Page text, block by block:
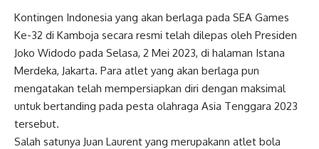
Kontingen Indonesia yang akan berlaga pada SEA Games
Ke-32 di Kamboja secara resmi telah dilepas oleh Presiden
Joko Widodo pada Selasa, 2 Mei 2023, di halaman Istana
Merdeka, Jakarta. Para atlet yang akan berlaga pun
mengatakan telah mempersiapkan diri dengan maksimal
untuk bertanding pada pesta olahraga Asia Tenggara 2023
tersebut.
Salah satunya Juan Laurent yang merupakann atlet bola